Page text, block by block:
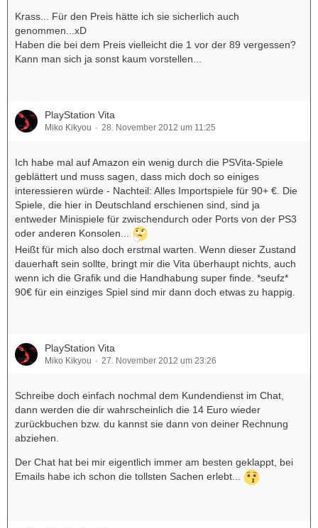
Krass... Für den Preis hätte ich sie sicherlich auch
genommen...xD
Haben die bei dem Preis vielleicht die 1 vor der 89 vergessen?
Kann man sich ja sonst kaum vorstellen...
PlayStation Vita
Miko Kikyou 28. November 2012 um 11:25
Ich habe mal auf Amazon ein wenig durch die PSVita-Spiele
geblättert und muss sagen, dass mich doch so einiges
interessieren würde - Nachteil: Alles Importspiele für 90+ €. Die
Spiele, die hier in Deutschland erschienen sind, sind ja
entweder Minispiele für zwischendurch oder Ports von der PS3
oder anderen Konsolen...
Heißt für mich also doch erstmal warten. Wenn dieser Zustand
dauerhaft sein sollte, bringt mir die Vita überhaupt nichts, auch
wenn ich die Grafik und die Handhabung super finde. *seufz*
90€ für ein einziges Spiel sind mir dann doch etwas zu happig.
PlayStation Vita
Miko Kikyou 27. November 2012 um 23:26
Schreibe doch einfach nochmal dem Kundendienst im Chat,
dann werden die dir wahrscheinlich die 14 Euro wieder
zurückbuchen bzw. du kannst sie dann von deiner Rechnung
abziehen.
Der Chat hat bei mir eigentlich immer am besten geklappt, bei
Emails habe ich schon die tollsten Sachen erlebt...